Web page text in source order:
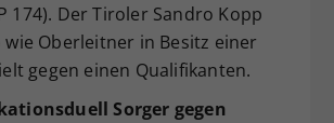
174). Der Tiroler Sandro Kopp
wie Oberleitner in Besitz einer
gegen einen Qualifikanten.
Sorger gegen